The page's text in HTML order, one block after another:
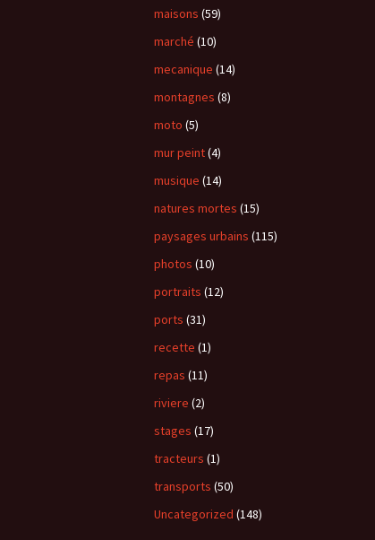
maisons (59)
marché (10)
mecanique (14)
montagnes (8)
moto (5)
mur peint(4)
musique (14)
natures mortes (15)
paysages urbains (115)
photos (10)
portraits (12)
ports (31)
recette (1)
repas (11)
riviere (2)
stages (17)
tracteurs (1)
transports (50)
Uncategorized (148)